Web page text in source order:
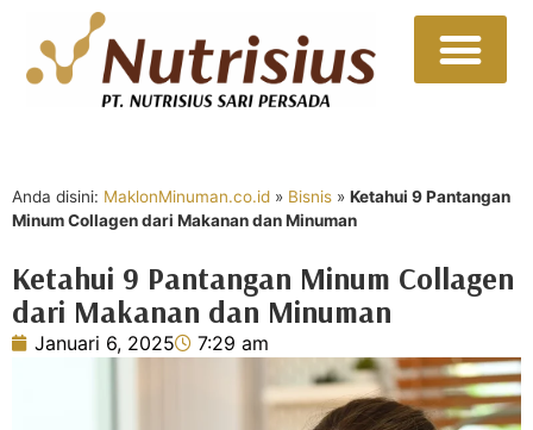
Anda disini: MaklonMinuman.co.id » Bisnis » Ketahui 9 Pantangan
Minum Collagen dari Makanan dan Minuman
Ketahui 9 Pantangan Minum Collagen
dari Makanan dan Minuman
Januari 6, 2025 7:29 am